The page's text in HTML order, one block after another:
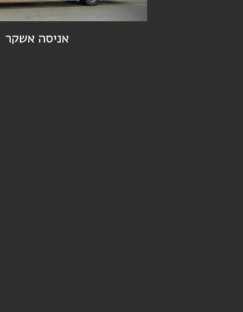
אניסה אשקר